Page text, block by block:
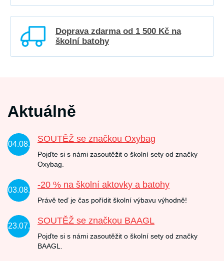
Doprava zdarma od 1 500 Kč na
školní batohy
Aktuálně
04.08.
SOUTĚŽ se značkou Oxybag
Pojďte si s námi zasoutěžit o školní sety od značky
Oxybag.
03.08.
-20 % na školní aktovky a batohy
Právě teď je čas pořídit školní výbavu výhodně!
23.07.
SOUTĚŽ se značkou BAAGL
Pojďte si s námi zasoutěžit o školní sety od značky
BAAGL.